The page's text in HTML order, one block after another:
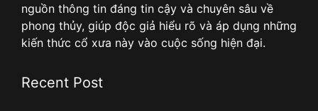
nguồn thông tin đáng tin cậy và chuyên sâu về
phong thủy, giúp độc giả hiểu rõ và áp dụng những
kiến thức cổ xưa này vào cuộc sống hiện đại.
Recent Post